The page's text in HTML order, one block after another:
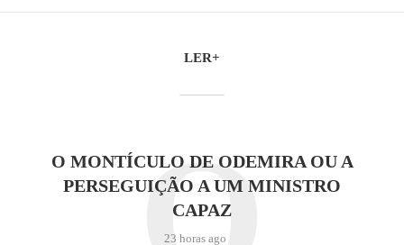
LER+
O MONTÍCULO DE ODEMIRA OU A
PERSEGUIÇÃO A UM MINISTRO
CAPAZ
23 horas ago